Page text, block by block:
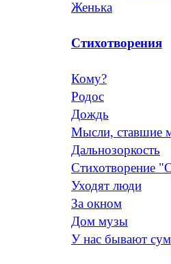
Женька
Стихотворения
Кому?
Родос
Дождь
Мысли, ставшие
Дальнозоркость
Стихотворение
Уходят люди
За окном
Дом музы
У нас бывают